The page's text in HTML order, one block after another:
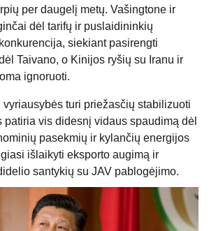
per daugelį metų. Vašingtone ir
dėl tarifų ir puslaidininkių
siekiant pasirengti
Taivano, o Kinijos ryšių su Iranu ir
ignoruoti.
vyriausybės turi priežasčių stabilizuoti
patiria vis didesnį vidaus spaudimą dėl
pasekmių ir kylančių energijos
išlaikyti eksporto augimą ir
santykių su JAV pablogėjimo.